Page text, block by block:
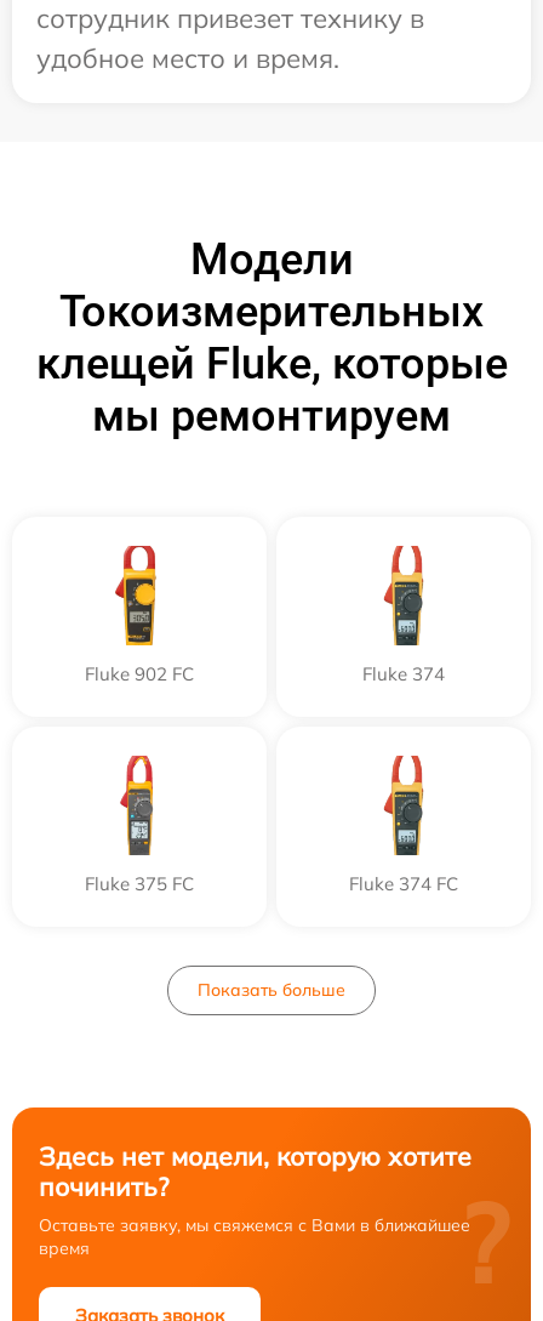
сотрудник привезет технику в
удобное место и время.
Модели
Токоизмерительных
клещей Fluke, которые
мы ремонтируем
Fluke 902 FC Fluke 374
Fluke 375 FC Fluke 374 FC
Показать больше
Здесь нет модели, которую хотите
починить?
Оставьте заявку, мы свяжемся с Вами в ближайшее
время
Заказать звонок
?